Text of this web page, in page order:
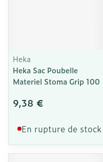
Heka
Heka Sac Poubelle
Materiel Stoma Grip 100
9,38 €
En rupture de stock